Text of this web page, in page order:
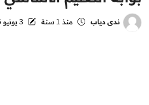
الرياضةندى دياب منذ 1 سنة 3 يونيو 2025 - 2:18 PM